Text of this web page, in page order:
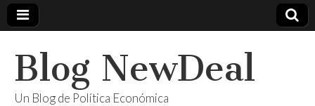
Blog NewDeal
Un Blog de Política Económica